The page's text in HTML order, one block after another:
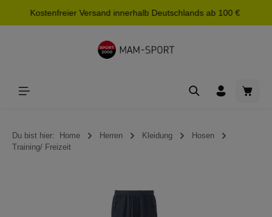
springen
Kostenfreier Versand innerhalb Deutschlands ab 100 €
Du bist hier: Home Herren Kleidung
Hosen
Training/ Freizeit
Bildergalerie überspringen